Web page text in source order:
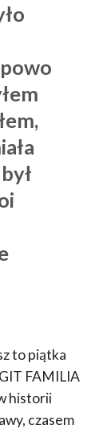
to piątka
FAMILIA
historii
czasem